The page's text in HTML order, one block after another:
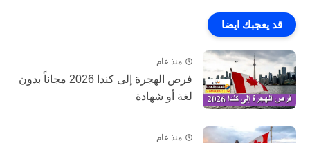
قد يعجبك ايضا
منذ عام
فرص الهجرة إلى كندا 2026 مجاناً بدون
لغة أو شهادة
منذ عام